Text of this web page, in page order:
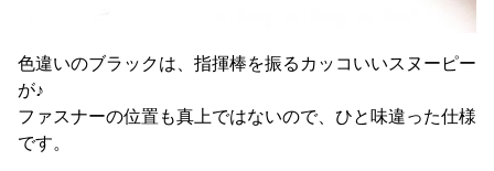
色違いのブラックは、指揮棒を振るカッコいいスヌーピー
が♪
ファスナーの位置も真上ではないので、ひと味違った仕様
です。